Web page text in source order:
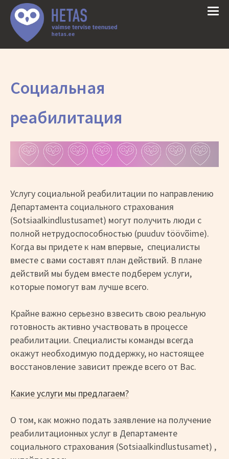
Cоциальнaя
реабилитация
Услугу социальной реабилитации по направлению
Департамента социального страхования
(Sotsiaalkindlustusamet) могут получить люди с
полной нетрудоспособностью (puuduv töövõime).
Когда вы придете к нам впервые, специалисты
вместе с вами составят план действий. В плане
действий мы будем вместе подберем услуги,
которые помогут вам лучше всего.
Крайне важно серьезно взвесить свою реальную
готовность активно участвовать в процессе
реабилитации. Специалисты команды всегда
окажут необходимую поддержку, но настоящее
восстановление зависит прежде всего от Вас.
Какие услуги мы предлагаем?
О том, как можно подать заявление на получение
реабилитационных услуг в Департаменте
социального страхования (Sotsiaalkindlustusamet) ,